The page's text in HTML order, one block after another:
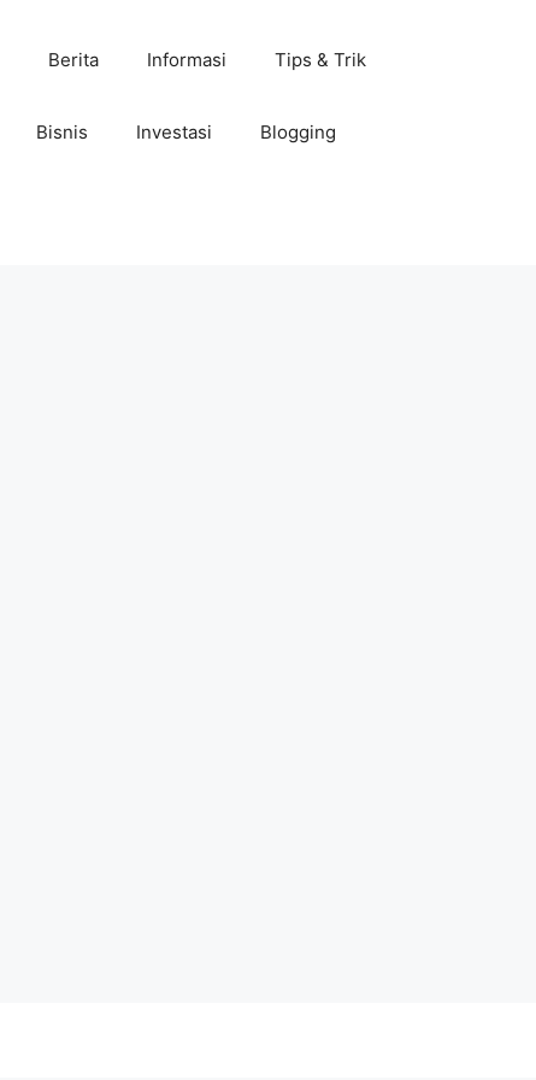
Berita Informasi Tips & Trik
Bisnis Investasi Blogging